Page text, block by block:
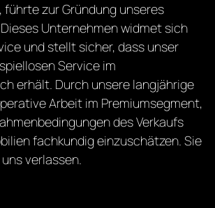
zur Gründung unseres
Unternehmen widmet sich
und stellt sicher, dass unser
Service im
erhält. Durch unsere langjährige
Arbeit im Premiumsegment,
des Verkaufs
fachkundig einzuschätzen. Sie
verlassen.